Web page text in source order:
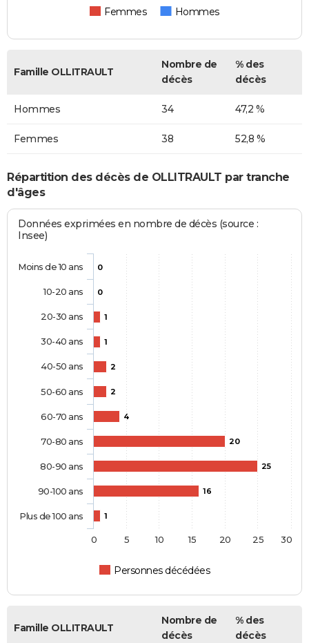
Femmes Hommes
Famille OLLITRAULT
Nombre de
décès
% des
décès
Hommes 34 47,2 %
Femmes 38 52,8 %
Répartition des décès de OLLITRAULT par tranche
d'âges
Données exprimées en nombre de décès (source :
Insee)
0
0
1
1
2
2
4
20
25
16
1
Personnes décédées
Moins de 10 ans
10-20 ans
20-30 ans
30-40 ans
40-50 ans
50-60 ans
60-70 ans
70-80 ans
80-90 ans
90-100 ans
Plus de 100 ans
0 5 10 15 20 25 30
Famille OLLITRAULT
Nombre de
décès
% des
décès